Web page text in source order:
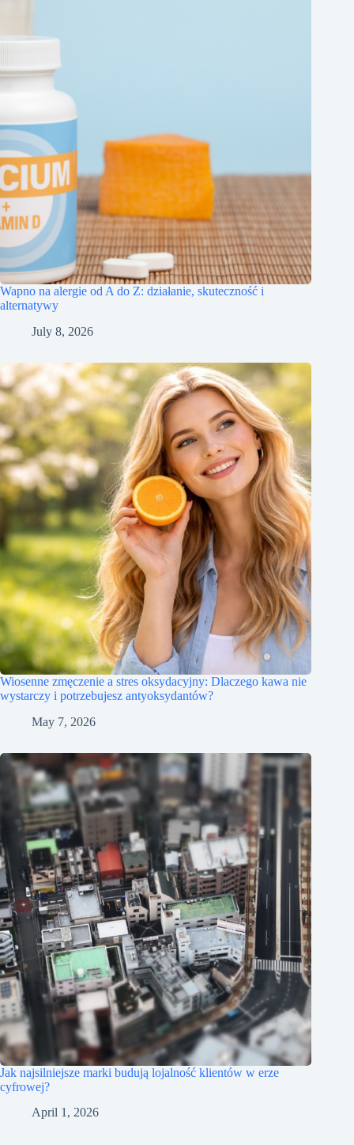
Wapno na alergie od A do Z: działanie, skuteczność i
alternatywy
July 8, 2026
Wiosenne zmęczenie a stres oksydacyjny: Dlaczego kawa nie
wystarczy i potrzebujesz antyoksydantów?
May 7, 2026
Jak najsilniejsze marki budują lojalność klientów w erze
cyfrowej?
April 1, 2026